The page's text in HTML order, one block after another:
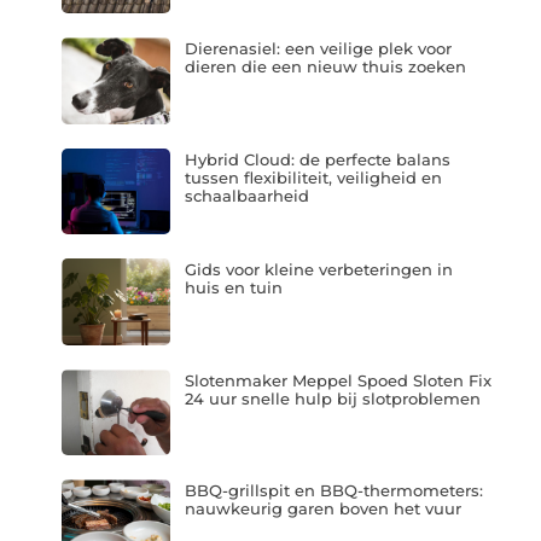
Dierenasiel: een veilige plek voor
dieren die een nieuw thuis zoeken
Hybrid Cloud: de perfecte balans
tussen flexibiliteit, veiligheid en
schaalbaarheid
Gids voor kleine verbeteringen in
huis en tuin
Slotenmaker Meppel Spoed Sloten Fix
24 uur snelle hulp bij slotproblemen
BBQ-grillspit en BBQ-thermometers:
nauwkeurig garen boven het vuur